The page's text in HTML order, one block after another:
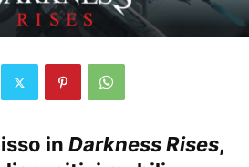
in Darkness Rises,